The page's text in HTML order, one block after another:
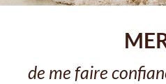
de me faire